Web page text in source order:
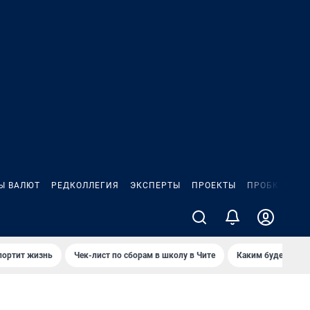
ВАЛЮТ РЕДКОЛЛЕГИЯ ЭКСПЕРТЫ ПРОЕКТЫ ПРОБКИ
жизнь Чек-лист по сборам в школу в Чите Каким будет